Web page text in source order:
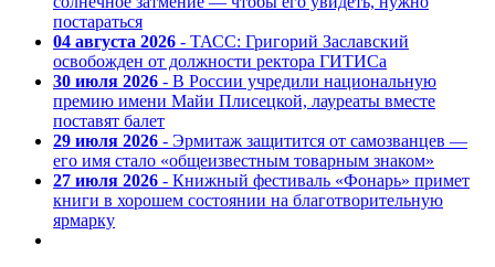
постараться
04 августа 2026 - ТАСС: Григорий Заславский
освобожден от должности ректора ГИТИСа
30 июля 2026 - В России учредили национальную
премию имени Майи Плисецкой, лауреаты вместе
поставят балет
29 июля 2026 - Эрмитаж защитится от самозванцев —
его имя стало «общеизвестным товарным знаком»
27 июля 2026 - Книжный фестиваль «Фонарь» примет
книги в хорошем состоянии на благотворительную
ярмарку